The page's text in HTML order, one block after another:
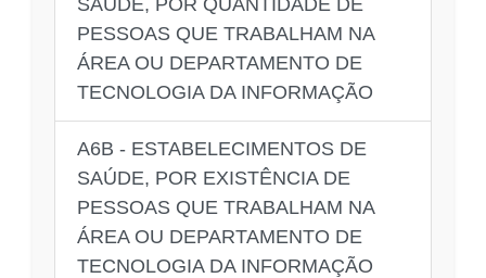
PESSOAS QUE TRABALHAM NA
ÁREA OU DEPARTAMENTO DE
TECNOLOGIA DA INFORMAÇÃO
A6B - ESTABELECIMENTOS DE
SAÚDE, POR EXISTÊNCIA DE
PESSOAS QUE TRABALHAM NA
ÁREA OU DEPARTAMENTO DE
TECNOLOGIA DA INFORMAÇÃO